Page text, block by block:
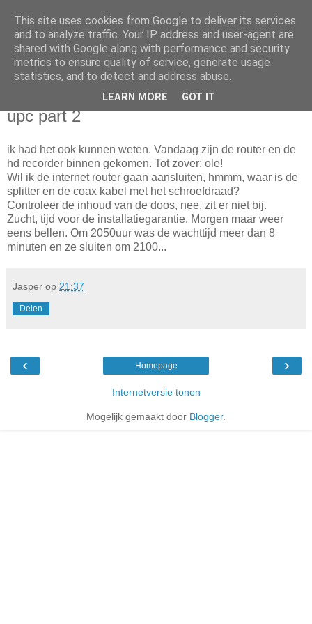
Da_Blog
You don't put a bumpersticker on a Bentley
woensdag, januari 04, 2012
upc part 2
ik had het ook kunnen weten. Vandaag zijn de router en de
hd recorder binnen gekomen. Tot zover: ole!
Wil ik de internet router gaan aansluiten, hmmm, waar is de
splitter en de coax kabel met het schroefdraad?
Controleer de inhoud van de doos, nee, zit er niet bij.
Zucht, tijd voor de installatiegarantie. Morgen maar weer
eens bellen. Om 2050uur was de wachttijd meer dan 8
minuten en ze sluiten om 2100...
Jasper op 21:37
Delen
‹ ›
Homepage
Internetversie tonen
Mogelijk gemaakt door Blogger.
This site uses cookies from Google to deliver its services
and to analyze traffic. Your IP address and user-agent are
shared with Google along with performance and security
metrics to ensure quality of service, generate usage
statistics, and to detect and address abuse.
LEARN MORE GOT IT